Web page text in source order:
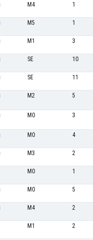
M4 1
M5 1
M1 3
SE 10
SE 11
M2 5
M0 3
M0 4
M3 2
M0 1
M0 5
M4 2
M1 2